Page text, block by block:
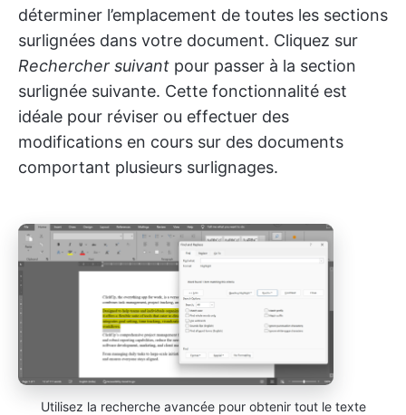
déterminer l’emplacement de toutes les sections
surlignées dans votre document. Cliquez sur
Rechercher suivant pour passer à la section
surlignée suivante. Cette fonctionnalité est
idéale pour réviser ou effectuer des
modifications en cours sur des documents
comportant plusieurs surlignages.
Utilisez la recherche avancée pour obtenir tout le texte